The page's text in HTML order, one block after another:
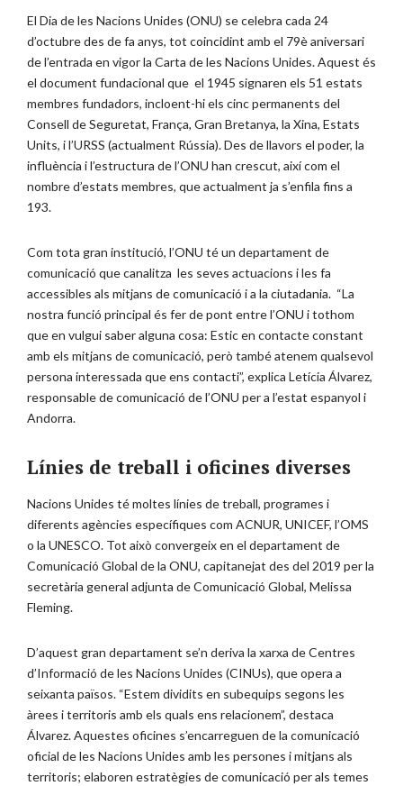
El Dia de les Nacions Unides (ONU) se celebra cada 24
d’octubre des de fa anys, tot coincidint amb el 79è aniversari
de l’entrada en vigor la Carta de les Nacions Unides. Aquest és
el document fundacional que el 1945 signaren els 51 estats
membres fundadors, incloent-hi els cinc permanents del
Consell de Seguretat, França, Gran Bretanya, la Xina, Estats
Units, i l’URSS (actualment Rússia). Des de llavors el poder, la
influència i l’estructura de l’ONU han crescut, així com el
nombre d’estats membres, que actualment ja s’enfila fins a
193.
Com tota gran institució, l’ONU té un departament de
comunicació que canalitza les seves actuacions i les fa
accessibles als mitjans de comunicació i a la ciutadania. “La
nostra funció principal és fer de pont entre l’ONU i tothom
que en vulgui saber alguna cosa: Estic en contacte constant
amb els mitjans de comunicació, però també atenem qualsevol
persona interessada que ens contacti”, explica Letícia Álvarez,
responsable de comunicació de l’ONU per a l’estat espanyol i
Andorra.
Línies de treball i oficines diverses
Nacions Unides té moltes línies de treball, programes i
diferents agències específiques com ACNUR, UNICEF, l’OMS
o la UNESCO. Tot això convergeix en el departament de
Comunicació Global de la ONU, capitanejat des del 2019 per la
secretària general adjunta de Comunicació Global, Melissa
Fleming.
D’aquest gran departament se’n deriva la xarxa de Centres
d’Informació de les Nacions Unides (CINUs), que opera a
seixanta països. “Estem dividits en subequips segons les
àrees i territoris amb els quals ens relacionem”, destaca
Álvarez. Aquestes oficines s’encarreguen de la comunicació
oficial de les Nacions Unides amb les persones i mitjans als
territoris; elaboren estratègies de comunicació per als temes